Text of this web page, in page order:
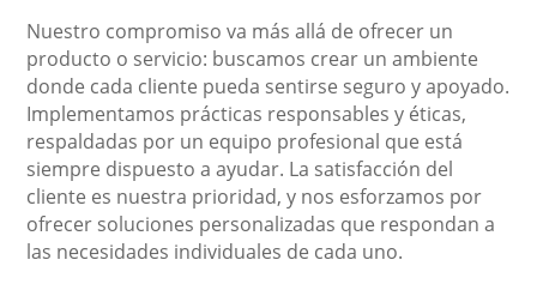
Nuestro compromiso va más allá de ofrecer un
producto o servicio: buscamos crear un ambiente
donde cada cliente pueda sentirse seguro y apoyado.
Implementamos prácticas responsables y éticas,
respaldadas por un equipo profesional que está
siempre dispuesto a ayudar. La satisfacción del
cliente es nuestra prioridad, y nos esforzamos por
ofrecer soluciones personalizadas que respondan a
las necesidades individuales de cada uno.